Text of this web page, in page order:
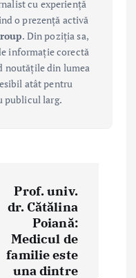
cu experiență
o prezență activă
. Din poziția sa,
informație corectă
noutățile din lumea
atât pentru
publicul larg.
Prof. univ.
dr. Cătălina
Poiană:
Medicul de
familie este
una dintre